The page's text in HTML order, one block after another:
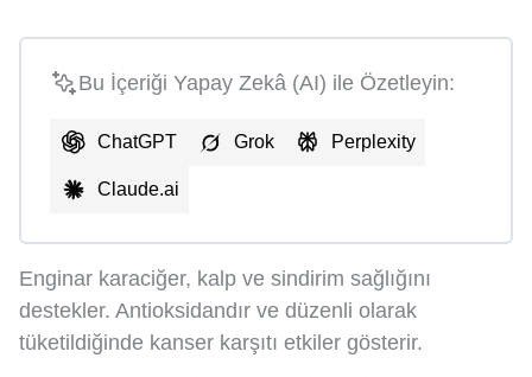
Bu İçeriği Yapay Zekâ (AI) ile Özetleyin:
ChatGPT Grok Perplexity
Claude.ai
Enginar karaciğer, kalp ve sindirim sağlığını
destekler. Antioksidandır ve düzenli olarak
tüketildiğinde kanser karşıtı etkiler gösterir.